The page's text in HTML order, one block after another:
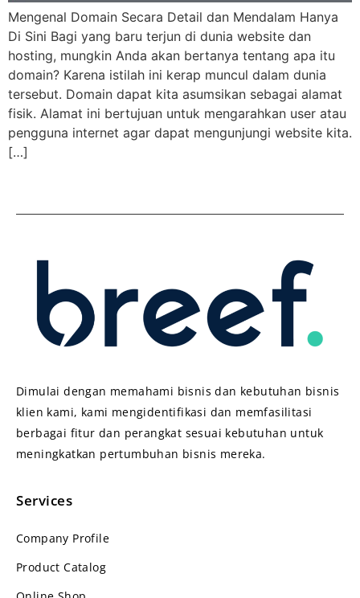
Mengenal Domain Secara Detail dan Mendalam Hanya
Di Sini Bagi yang baru terjun di dunia website dan
hosting, mungkin Anda akan bertanya tentang apa itu
domain? Karena istilah ini kerap muncul dalam dunia
tersebut. Domain dapat kita asumsikan sebagai alamat
fisik. Alamat ini bertujuan untuk mengarahkan user atau
pengguna internet agar dapat mengunjungi website kita.
[…]
Dimulai dengan memahami bisnis dan kebutuhan bisnis
klien kami, kami mengidentifikasi dan memfasilitasi
berbagai fitur dan perangkat sesuai kebutuhan untuk
meningkatkan pertumbuhan bisnis mereka.
Services
Company Profile
Product Catalog